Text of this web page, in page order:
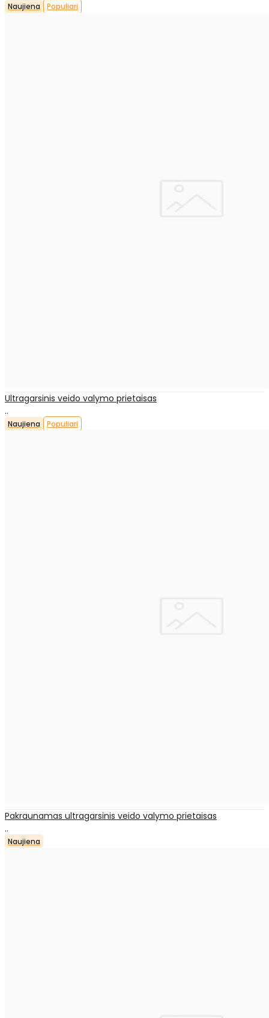
Naujiena Populiari
Ultragarsinis veido valymo prietaisas
..
Naujiena Populiari
Pakraunamas ultragarsinis veido valymo prietaisas
..
Naujiena